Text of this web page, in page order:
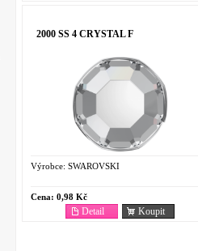
2000 SS 4 CRYSTAL F
Výrobce: SWAROVSKI
Cena: 0,98 Kč
Koupit
Detail